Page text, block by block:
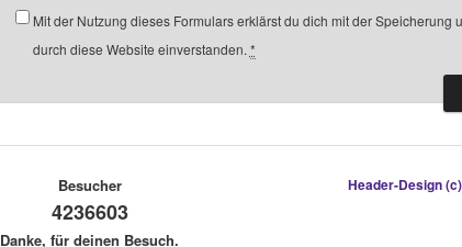
Mit der Nutzung dieses Formulars erklärst du dich mit der Speicherung
durch diese Website einverstanden. *
Besucher
4236603
Danke, für deinen Besuch.
Header-Design